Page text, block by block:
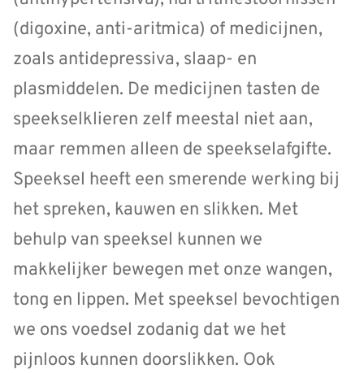
(digoxine, anti-aritmica) of medicijnen,
zoals antidepressiva, slaap- en
plasmiddelen. De medicijnen tasten de
speekselklieren zelf meestal niet aan,
maar remmen alleen de speekselafgifte.
Speeksel heeft een smerende werking bij
het spreken, kauwen en slikken. Met
behulp van speeksel kunnen we
makkelijker bewegen met onze wangen,
tong en lippen. Met speeksel bevochtigen
we ons voedsel zodanig dat we het
pijnloos kunnen doorslikken. Ook